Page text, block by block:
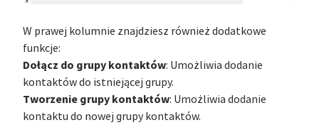
W prawej kolumnie znajdziesz również dodatkowe
funkcje:
Dołącz do grupy kontaktów: Umożliwia dodanie
kontaktów do istniejącej grupy.
Tworzenie grupy kontaktów: Umożliwia dodanie
kontaktu do nowej grupy kontaktów.